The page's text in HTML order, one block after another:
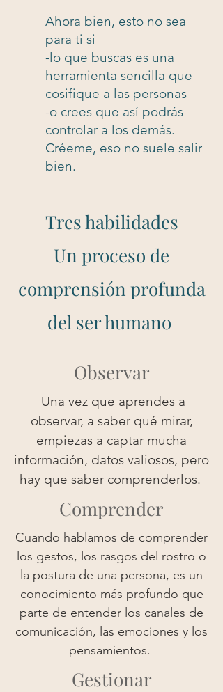
Ahora bien, esto no sea
para ti si
-lo que buscas es una
herramienta sencilla que
cosifique a las personas
-o crees que así podrás
controlar a los demás.
Créeme, eso no suele salir
bien.
Tres habilidades
Un proceso de
comprensión profunda
del ser humano
Observar
Una vez que aprendes a
observar, a saber qué mirar,
empiezas a captar mucha
información, datos valiosos, pero
hay que saber comprenderlos.
Comprender
Cuando hablamos de comprender
los gestos, los rasgos del rostro o
la postura de una persona, es un
conocimiento más profundo que
parte de entender los canales de
comunicación, las emociones y los
pensamientos.
Gestionar